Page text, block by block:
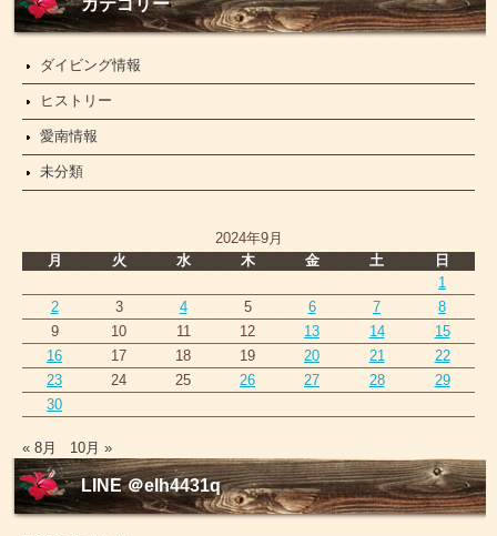
カテゴリー
ダイビング情報
ヒストリー
愛南情報
未分類
2024年9月
月
火 水 木 金 土
日
1
2
3 4 5 6 7
8
9
10 11 12 13 14
15
16
17 18 19 20 21
22
23
24 25 26 27 28
29
30
« 8月 10月 »
LINE ＠elh4431q